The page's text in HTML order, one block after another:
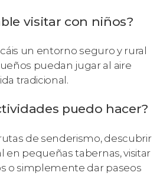
visitar con niños?
un entorno seguro y rural
puedan jugar al aire
tradicional.
puedo hacer?
de senderismo, descubrir
en pequeñas tabernas, visitar
o simplemente dar paseos